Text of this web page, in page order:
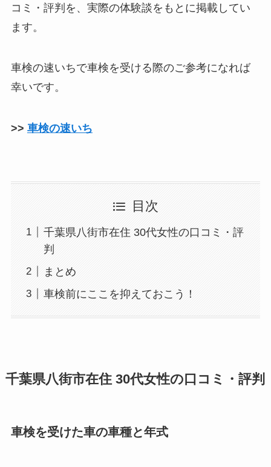
コミ・評判を、実際の体験談をもとに掲載してい
ます。
車検の速いちで車検を受ける際のご参考になれば
幸いです。
>> 車検の速いち
目次
千葉県八街市在住 30代女性の口コミ・評
判
まとめ
車検前にここを抑えておこう！
千葉県八街市在住 30代女性の口コミ・評判
車検を受けた車の車種と年式